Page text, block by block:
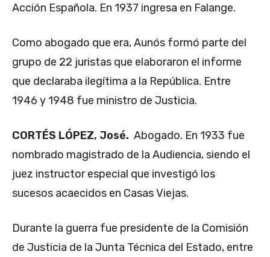
Acción Española. En 1937 ingresa en Falange.
Como abogado que era, Aunós formó parte del
grupo de 22 juristas que elaboraron el informe
que declaraba ilegítima a la República. Entre
1946 y 1948 fue ministro de Justicia.
CORTÉS LÓPEZ, José. Abogado. En 1933 fue
nombrado magistrado de la Audiencia, siendo el
juez instructor especial que investigó los
sucesos acaecidos en Casas Viejas.
Durante la guerra fue presidente de la Comisión
de Justicia de la Junta Técnica del Estado, entre